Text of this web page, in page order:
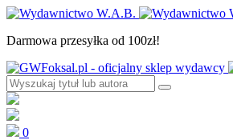
Darmowa przesyłka od 100zł!
0